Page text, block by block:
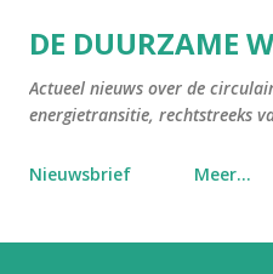
Doorgaan
DE DUURZAME
Actueel nieuws over de
energietransitie, rechtstreeks
Nieuwsbrief Meer…